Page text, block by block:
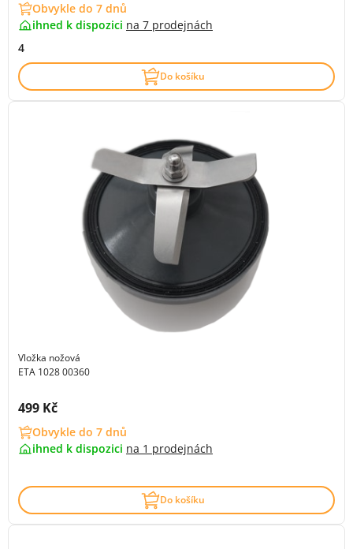
Obvykle do 7 dnů
ihned k dispozici na 7 prodejnách
4
Do košíku
Vložka nožová
ETA 1028 00360
Cena s DPH:
499 Kč
Obvykle do 7 dnů
ihned k dispozici na 1 prodejnách
Do košíku